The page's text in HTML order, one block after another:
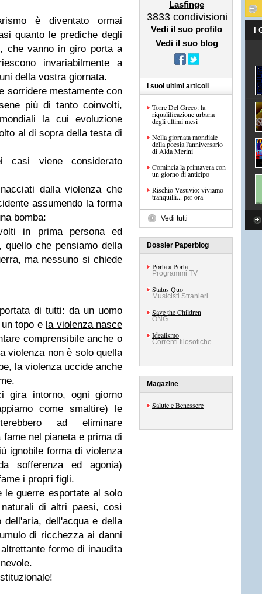
è diventato ormai
quanto le prediche degli
che vanno in giro porta a
invariabilmente a
della vostra giornata.
sorridere mestamente con
più di tanto coinvolti,
la cui evoluzione
al di sopra della testa di
casi viene considerato
dalla violenza che
assumendo la forma
bomba:
in prima persona ed
quello che pensiamo della
ma nessuno si chiede
di tutti: da un uomo
topo e la violenza nasce
comprensibile anche o
violenza non è solo quella
la violenza uccide anche
gira intorno, ogni giorno
come smaltire) le
ad eliminare
nel pianeta e prima di
ignobile forma di violenza
sofferenza ed agonia)
i propri figli.
guerre esportate al solo
di altri paesi, così
dell'aria, dell'acqua e della
di ricchezza ai danni
forme di inaudita
Lasfinge
3833 condivisioni
Vedi il suo profilo
Vedi il suo blog
I suoi ultimi articoli
Torre Del Greco: la
riqualificazione urbana
degli ultimi mesi
Nella giornata mondiale
della poesia l'anniversario
di Alda Merini
Comincia la primavera con
un giorno di anticipo
Rischio Vesuvio: viviamo
tranquilli... per ora
Vedi tutti
Dossier Paperblog
Porta a Porta
Programmi TV
Status Quo
Musicisti Stranieri
Save the Children
ONG
Idealismo
Correnti filosofiche
Magazine
Salute e Benessere
I